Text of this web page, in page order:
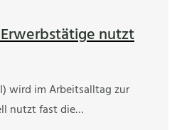
nutzt
wird im Arbeitsalltag zur
nutzt fast die…